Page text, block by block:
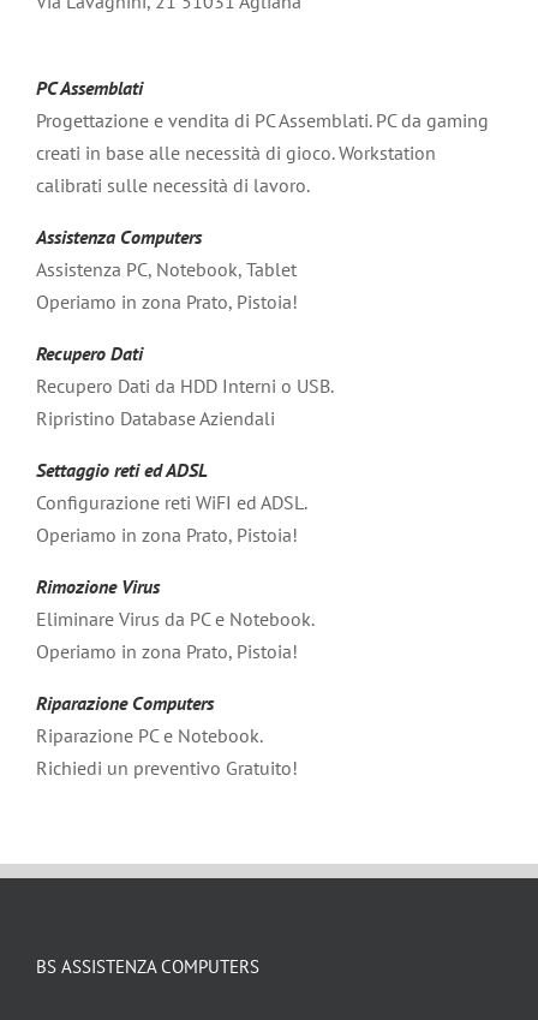
PC Assemblati
Progettazione e vendita di PC Assemblati. PC da gaming
creati in base alle necessità di gioco. Workstation
calibrati sulle necessità di lavoro.
Assistenza Computers
Assistenza PC, Notebook, Tablet
Operiamo in zona Prato, Pistoia!
Recupero Dati
Recupero Dati da HDD Interni o USB.
Ripristino Database Aziendali
Settaggio reti ed ADSL
Configurazione reti WiFI ed ADSL.
Operiamo in zona Prato, Pistoia!
Rimozione Virus
Eliminare Virus da PC e Notebook.
Operiamo in zona Prato, Pistoia!
Riparazione Computers
Riparazione PC e Notebook.
Richiedi un preventivo Gratuito!
BS ASSISTENZA COMPUTERS